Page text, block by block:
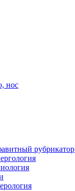
нос
рубрикатор